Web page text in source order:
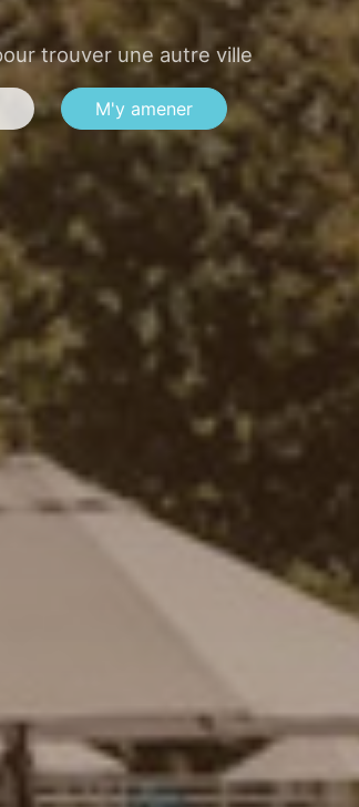
trouver une autre ville
M'y amener